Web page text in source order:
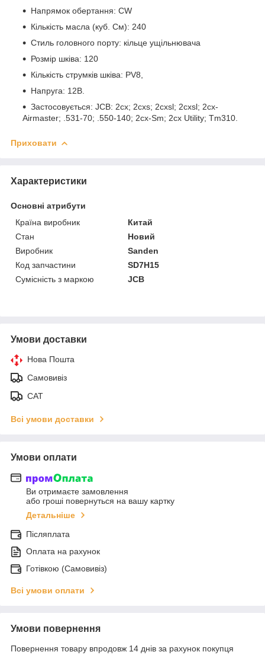
Напрямок обертання: CW
Кількість масла (куб. См): 240
Стиль головного порту: кільце ущільнювача
Розмір шківа: 120
Кількість струмків шківа: PV8,
Напруга: 12В.
Застосовується: JCB: 2cx; 2cxs; 2cxsl; 2cxsl; 2cx-
Airmaster; .531-70; .550-140; 2cx-Sm; 2cx Utility; Tm310.
Приховати
Характеристики
Основні атрибути
Країна виробник
Китай
Стан
Новий
Виробник
Sanden
Код запчастини
SD7H15
Сумісність з маркою
JCB
Умови доставки
Нова Пошта
Самовивіз
САТ
Всі умови доставки
Умови оплати
Ви отримаєте замовлення
або гроші повернуться на вашу картку
Детальніше
Післяплата
Оплата на рахунок
Готівкою (Самовивіз)
Всі умови оплати
Умови повернення
Повернення товару впродовж 14 днів за рахунок покупця